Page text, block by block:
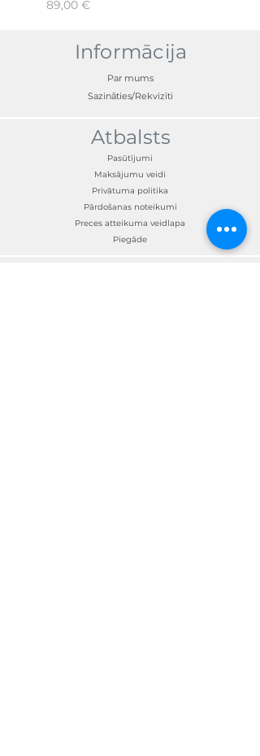
Cena
89,00 €
Informācija
Par mums
Sazināties/Rekvizīti
Atbalsts
Pasūtījumi
Maksājumu veidi
Privātuma politika
Pārdošanas noteikumi
Preces atteikuma veidlapa
Piegāde